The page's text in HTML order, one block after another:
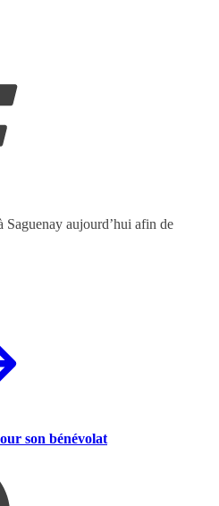
Saguenay aujourd’hui afin de
son bénévolat